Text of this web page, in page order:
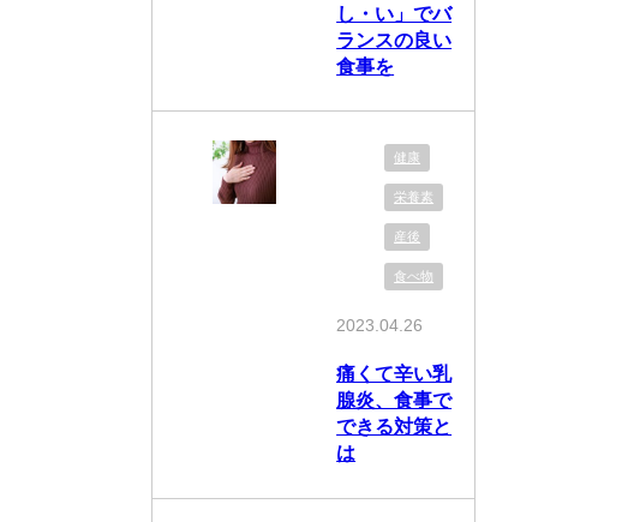
し・い」でバ
ランスの良い
食事を
健康
栄養素
産後
食べ物
2023.04.26
痛くて辛い乳
腺炎、食事で
できる対策と
は